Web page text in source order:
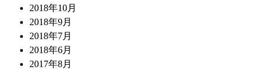
2018年10月
2018年9月
2018年7月
2018年6月
2017年8月